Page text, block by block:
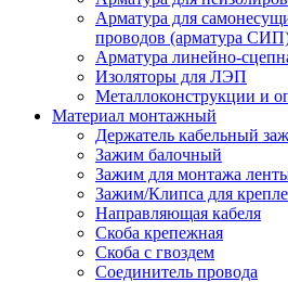
Арматура для
проводов (арматура
Арматура линейно-
Изоляторы для ЛЭП
Металлоконструкции и
Материал монтажный
Держатель кабельный
Зажим балочный
Зажим для монтажа
Зажим/Клипса для
Направляющая кабеля
Скоба крепежная
Скоба с гвоздем
Соединитель провода